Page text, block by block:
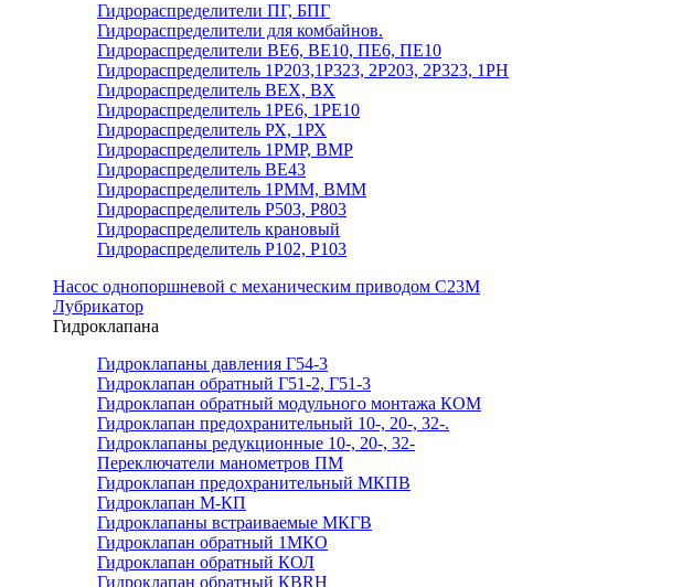
Гидрораспределители ПГ, БПГ
Гидрораспределители для комбайнов.
Гидрораспределители ВЕ6, ВЕ10, ПЕ6, ПЕ10
Гидрораспределитель 1Р203,1Р323, 2Р203, 2Р323, 1РН
Гидрораспределитель ВЕХ, ВХ
Гидрораспределитель 1РЕ6, 1РЕ10
Гидрораспределитель РХ, 1РХ
Гидрораспределитель 1РМР, ВМР
Гидрораспределитель ВЕ43
Гидрораспределитель 1РММ, ВММ
Гидрораспределитель Р503, Р803
Гидрораспределитель крановый
Гидрораспределитель Р102, Р103
Насос однопоршневой с механическим приводом С23М
Лубрикатор
Гидроклапана
Гидроклапаны давления Г54-3
Гидроклапан обратный Г51-2, Г51-3
Гидроклапан обратный модульного монтажа КОМ
Гидроклапан предохранительный 10-, 20-, 32-.
Гидроклапаны редукционные 10-, 20-, 32-
Переключатели манометров ПМ
Гидроклапан предохранительный МКПВ
Гидроклапан М-КП
Гидроклапаны встраиваемые МКГВ
Гидроклапан обратный 1МКО
Гидроклапан обратный КОЛ
Гидроклапан обратный КВRН